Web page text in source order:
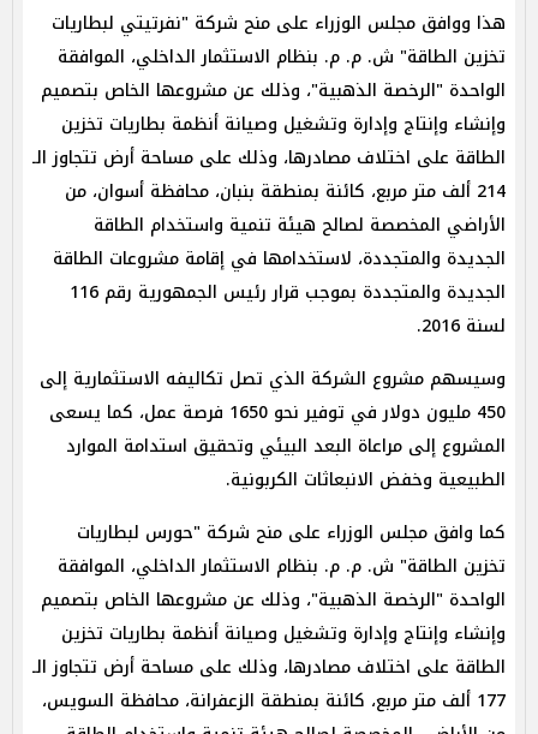
هذا ووافق مجلس الوزراء على منح شركة "نفرتيتي لبطاريات
تخزين الطاقة" ش. م. م. بنظام الاستثمار الداخلي، الموافقة
الواحدة "الرخصة الذهبية"، وذلك عن مشروعها الخاص بتصميم
وإنشاء وإنتاج وإدارة وتشغيل وصيانة أنظمة بطاريات تخزين
الطاقة على اختلاف مصادرها، وذلك على مساحة أرض تتجاوز الـ
214 ألف متر مربع، كائنة بمنطقة بنبان، محافظة أسوان، من
الأراضي المخصصة لصالح هيئة تنمية واستخدام الطاقة
الجديدة والمتجددة، لاستخدامها في إقامة مشروعات الطاقة
الجديدة والمتجددة بموجب قرار رئيس الجمهورية رقم 116
لسنة 2016.
وسيسهم مشروع الشركة الذي تصل تكاليفه الاستثمارية إلى
450 مليون دولار في توفير نحو 1650 فرصة عمل، كما يسعى
المشروع إلى مراعاة البعد البيئي وتحقيق استدامة الموارد
الطبيعية وخفض الانبعاثات الكربونية.
كما وافق مجلس الوزراء على منح شركة "حورس لبطاريات
تخزين الطاقة" ش. م. م. بنظام الاستثمار الداخلي، الموافقة
الواحدة "الرخصة الذهبية"، وذلك عن مشروعها الخاص بتصميم
وإنشاء وإنتاج وإدارة وتشغيل وصيانة أنظمة بطاريات تخزين
الطاقة على اختلاف مصادرها، وذلك على مساحة أرض تتجاوز الـ
177 ألف متر مربع، كائنة بمنطقة الزعفرانة، محافظة السويس،